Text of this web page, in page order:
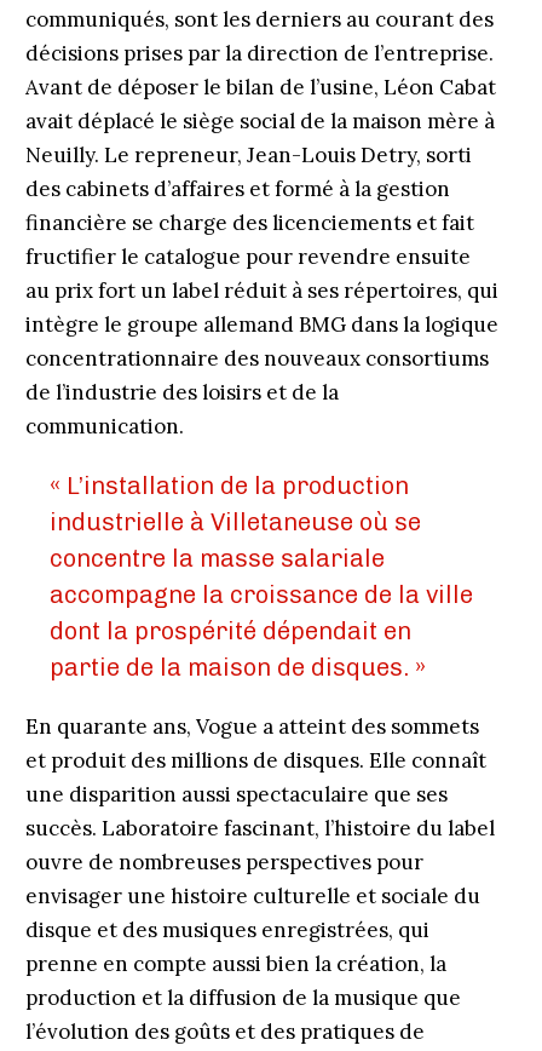
communiqués, sont les derniers au courant des
décisions prises par la direction de l’entreprise.
Avant de déposer le bilan de l’usine, Léon Cabat
avait déplacé le siège social de la maison mère à
Neuilly. Le repreneur, Jean-Louis Detry, sorti
des cabinets d’affaires et formé à la gestion
financière se charge des licenciements et fait
fructifier le catalogue pour revendre ensuite
au prix fort un label réduit à ses répertoires, qui
intègre le groupe allemand BMG dans la logique
concen­trationnaire des nouveaux consortiums
de l’industrie des loisirs et de la
communication.
« L’installation de la production
industrielle à Villetaneuse où se
concentre la masse salariale
accompagne la croissance de la ville
dont la prospérité dépendait en
partie de la maison de disques. »
En quarante ans, Vogue a atteint des sommets
et produit des millions de disques. Elle connaît
une disparition aussi spectaculaire que ses
succès. Laboratoire fascinant, l’histoire du label
ouvre de nombreuses perspectives pour
envisager une histoire culturelle et sociale du
disque et des musiques enregistrées, qui
prenne en compte aussi bien la création, la
production et la diffusion de la musique que
l’évolution des goûts et des pratiques de